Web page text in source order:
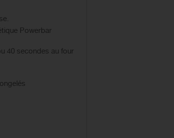
Powerbar
40 secondes au four